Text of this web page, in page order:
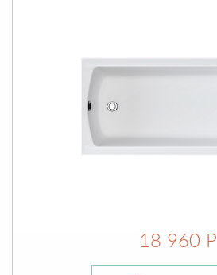
18 960 Р